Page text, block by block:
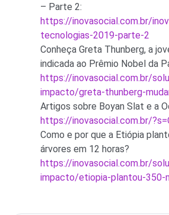
– Parte 2:
https://inovasocial.com.br/
tecnologias-2019-parte-2
Conheça Greta Thunberg, a
indicada ao Prêmio Nobel da
https://inovasocial.com.br/
impacto/greta-thunberg-
Artigos sobre Boyan Slat e a
https://inovasocial.com.br/
Como e por que a Etiópia
árvores em 12 horas?
https://inovasocial.com.br/
impacto/etiopia-plantou-350-